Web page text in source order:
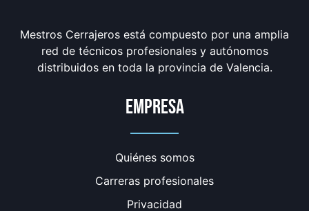
Mestros Cerrajeros está compuesto por una amplia
red de técnicos profesionales y autónomos
distribuidos en toda la provincia de Valencia.
Empresa
Quiénes somos
Carreras profesionales
Privacidad